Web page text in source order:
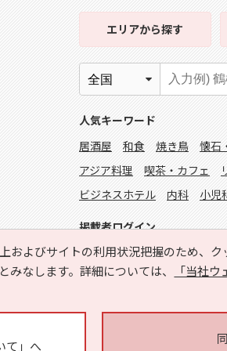
およびサイトの利用状況把握のため、
なします。詳細については、
「当社
て」へ
エリアから探す
人気キーワード
居酒屋
和食 焼き鳥 懐石
アジア料理
喫茶・カフェ
ビジネスホテル
内科 小児
掲載者ログイン